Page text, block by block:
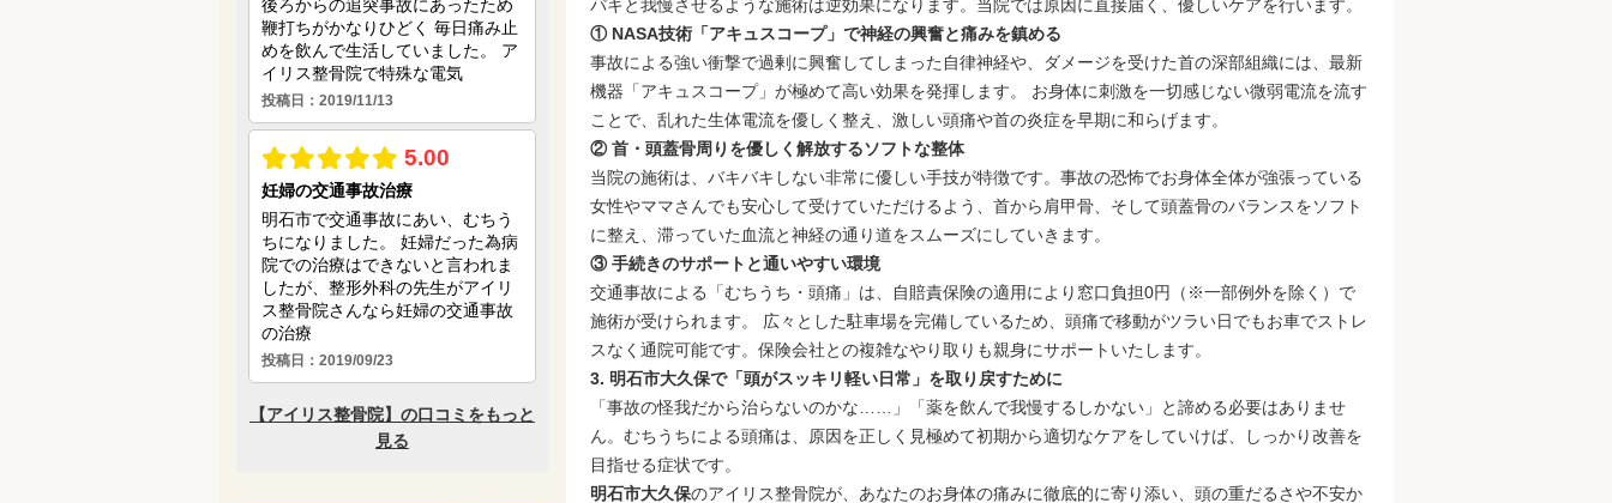
バキと我慢させるような施術は逆効果になります。当院では原因に直接届く、優しいケアを行います。
① NASA技術「アキュスコープ」で神経の興奮と痛みを鎮める
事故による強い衝撃で過剰に興奮してしまった自律神経や、ダメージを受けた首の深部組織には、最新
機器「アキュスコープ」が極めて高い効果を発揮します。 お身体に刺激を一切感じない微弱電流を流す
ことで、乱れた生体電流を優しく整え、激しい頭痛や首の炎症を早期に和らげます。
② 首・頭蓋骨周りを優しく解放するソフトな整体
当院の施術は、バキバキしない非常に優しい手技が特徴です。事故の恐怖でお身体全体が強張っている
女性やママさんでも安心して受けていただけるよう、首から肩甲骨、そして頭蓋骨のバランスをソフト
に整え、滞っていた血流と神経の通り道をスムーズにしていきます。
③ 手続きのサポートと通いやすい環境
交通事故による「むちうち・頭痛」は、自賠責保険の適用により窓口負担0円（※一部例外を除く）で
施術が受けられます。 広々とした駐車場を完備しているため、頭痛で移動がツラい日でもお車でストレ
スなく通院可能です。保険会社との複雑なやり取りも親身にサポートいたします。
3. 明石市大久保で「頭がスッキリ軽い日常」を取り戻すために
「事故の怪我だから治らないのかな……」「薬を飲んで我慢するしかない」と諦める必要はありませ
ん。むちうちによる頭痛は、原因を正しく見極めて初期から適切なケアをしていけば、しっかり改善を
目指せる症状です。
明石市大久保のアイリス整骨院が、あなたのお身体の痛みに徹底的に寄り添い、頭の重だるさや不安か